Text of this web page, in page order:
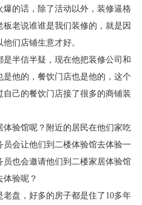
的话，除了活动以外，装修逼格
老说谁谁是我们装修的，就是因
们店铺生意才好。
半信半疑，现在他把装修公司和
他的，餐饮门店也是他的，这个
己的餐饮门店接了很多的商铺装
验馆呢？附近的居民在他们家吃
会让他们到二楼体验馆去体验一
也会邀请他们到二楼家居体验馆
体验呢？
盘，好多的房子都是住了10多年